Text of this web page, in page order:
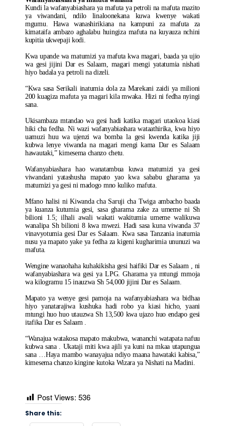
Kundi la wafanyabiashara ya mafuta ya petroli na mafuta mazito
ya viwandani, ndilo linaloonekana kuwa kwenye wakati
mgumu. Hawa wanashirikiana na kampuni za mafuta za
kimataifa ambazo aghalabu huingiza mafuta na kuyauza nchini
kupitia ukwepaji kodi.
Kwa upande wa matumizi ya mafuta kwa magari, baada ya ujio
wa gesi jijini Dar es Salaam, magari mengi yatatumia nishati
hiyo badala ya petroli na dizeli.
“Kwa sasa Serikali inatumia dola za Marekani zaidi ya milioni
200 kuagiza mafuta ya magari kila mwaka. Hizi ni fedha nyingi
sana.
Ukisambaza mtandao wa gesi hadi katika magari utaokoa kiasi
hiki cha fedha. Ni wazi wafanyabiashara wataathirika, kwa hiyo
uamuzi huu wa ujenzi wa bomba la gesi kwenda katika jiji
kubwa lenye viwanda na magari mengi kama Dar es Salaam
hawautaki,” kimesema chanzo chetu.
Wafanyabiashara hao wanatambua kuwa matumizi ya gesi
viwandani yatashusha mapato yao kwa sababu gharama ya
matumizi ya gesi ni madogo mno kuliko mafuta.
Mfano halisi ni Kiwanda cha Saruji cha Twiga ambacho baada
ya kuanza kutumia gesi, sasa gharama zake za umeme ni Sh
bilioni 1.5; ilhali awali wakati wakitumia umeme walikuwa
wanalipa Sh bilioni 8 kwa mwezi. Hadi sasa kuna viwanda 37
vinavyotumia gesi Dar es Salaam. Kwa sasa Tanzania inatumia
nusu ya mapato yake ya fedha za kigeni kugharimia ununuzi wa
mafuta.
Wengine wanaohaha kuhakikisha gesi haifiki Dar es Salaam , ni
wafanyabiashara wa gesi ya LPG. Gharama ya mtungi mmoja
wa kilogramu 15 inauzwa Sh 54,000 jijini Dar es Salaam.
Mapato ya wenye gesi pamoja na wafanyabiashara wa bidhaa
hiyo yanatarajiwa kushuka hadi robo ya kiasi hicho, yaani
mtungi huo huo utauzwa Sh 13,500 kwa ujazo huo endapo gesi
itafika Dar es Salaam .
“Wanajua watakosa mapato makubwa, wananchi watapata nafuu
kubwa sana . Ukataji miti kwa ajili ya kuni na mkaa utapungua
sana …Haya mambo wanayajua ndiyo maana hawataki kabisa,”
kimesema chanzo kingine kutoka Wizara ya Nishati na Madini.
Post Views: 536
Share this: